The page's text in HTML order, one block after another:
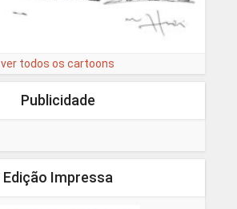
ver todos os cartoons
Publicidade
Edição Impressa